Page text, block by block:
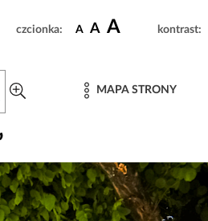
czcionka: A A A kontrast:
MAPA STRONY